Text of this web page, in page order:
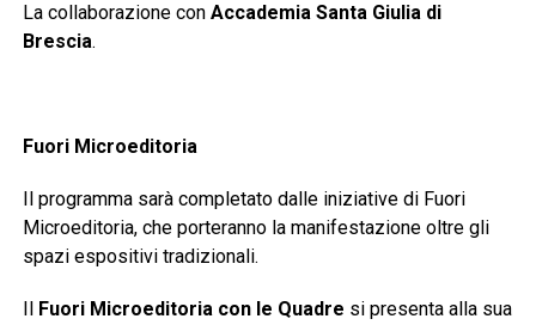
La collaborazione con Accademia Santa Giulia di
Brescia.
Fuori Microeditoria
Il programma sarà completato dalle iniziative di Fuori
Microeditoria, che porteranno la manifestazione oltre gli
spazi espositivi tradizionali.
Fuori Microeditoria con le Quadre si presenta alla sua